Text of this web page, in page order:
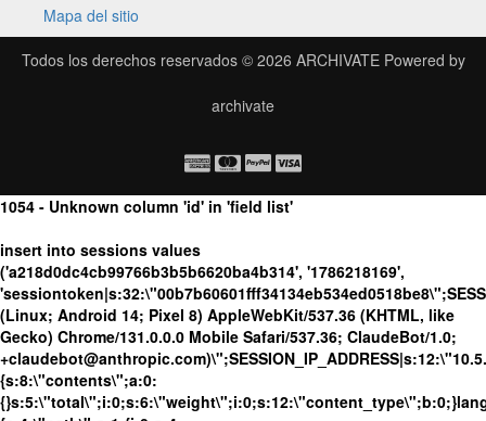
Mapa del sitio
Todos los derechos reservados © 2026 ARCHIVATEPowered by
archivate
1054 - Unknown column 'id' in 'field list'
insert into sessions values
('a218d0dc4cb99766b3b5b6620ba4b314', '1786218169',
(Linux; Android 14; Pixel 8) AppleWebKit/537.36 (KHTML, like
Gecko) Chrome/131.0.0.0 Mobile Safari/537.36; ClaudeBot/1.0;
{s:8:\"contents\";a:0: